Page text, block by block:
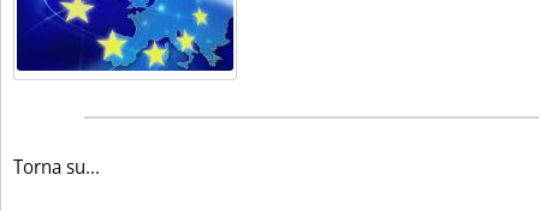
Torna su...